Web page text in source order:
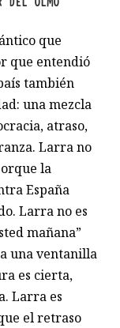
que
que entendió
también
una mezcla
atraso,
Larra no
la
España
Larra no es
mañana”
una ventanilla
es cierta,
Larra es
el retraso